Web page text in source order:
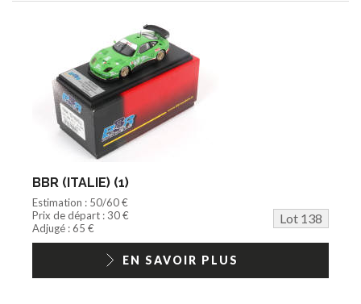
BBR (ITALIE) (1)
Estimation : 50/60 €
Prix de départ : 30 €
Lot 138
Adjugé : 65 €
EN SAVOIR PLUS